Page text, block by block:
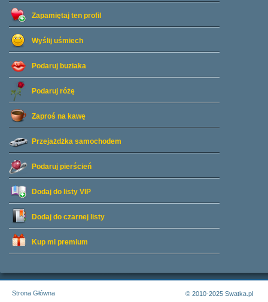
Zapamiętaj ten profil
Wyślij uśmiech
Podaruj buziaka
Podaruj różę
Zaproś na kawę
Przejażdżka samochodem
Podaruj pierścień
Dodaj do listy VIP
Dodaj do czarnej listy
Kup mi premium
Strona Główna
© 2010-2025 Swatka.pl